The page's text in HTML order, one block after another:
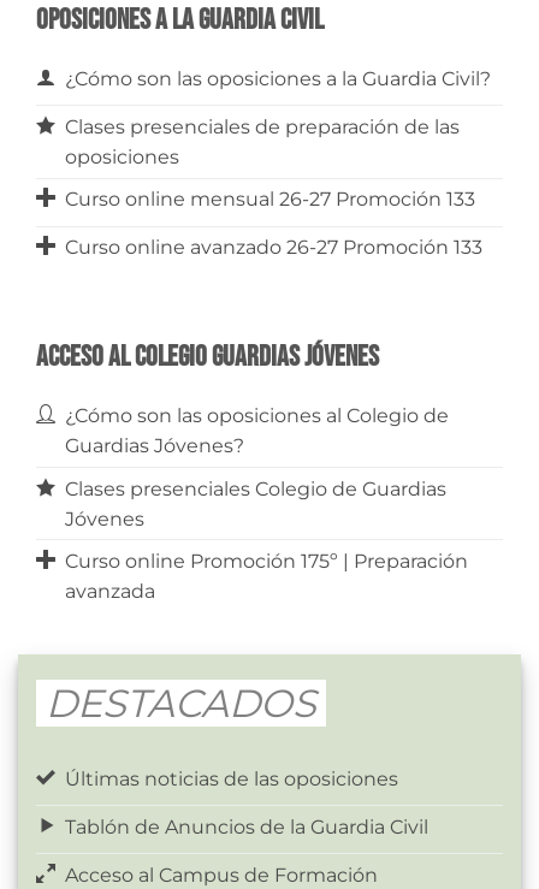
Oposiciones a la Guardia Civil
¿Cómo son las oposiciones a la Guardia Civil?
Clases presenciales de preparación de las
oposiciones
Curso online mensual 26-27 Promoción 133
Curso online avanzado 26-27 Promoción 133
Acceso al Colegio Guardias Jóvenes
¿Cómo son las oposiciones al Colegio de
Guardias Jóvenes?
Clases presenciales Colegio de Guardias
Jóvenes
Curso online Promoción 175º | Preparación
avanzada
DESTACADOS
Últimas noticias de las oposiciones
Tablón de Anuncios de la Guardia Civil
Acceso al Campus de Formación